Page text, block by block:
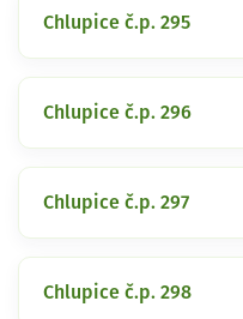
Chlupice č.p. 295
Chlupice č.p. 296
Chlupice č.p. 297
Chlupice č.p. 298